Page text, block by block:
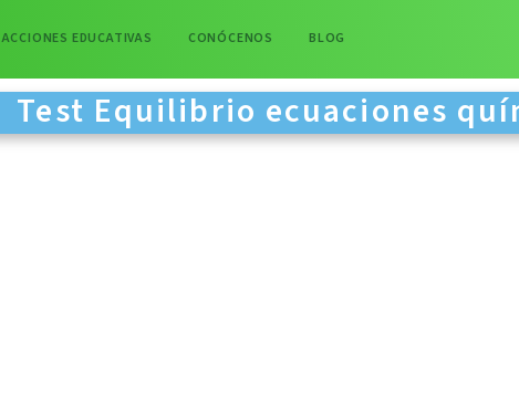
ACCIONES EDUCATIVAS CONÓCENOS BLOG
Test Equilibrio ecuaciones